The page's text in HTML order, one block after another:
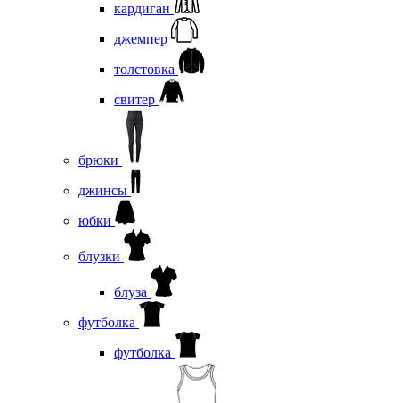
кардиган
джемпер
толстовка
свитер
брюки
джинсы
юбки
блузки
блуза
футболка
футболка